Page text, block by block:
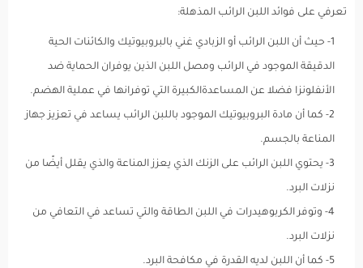
تعرفي على فوائد اللبن الرائب المذهلة:
1- حيث أن اللبن الرائب أو الزبادي غني بالبروبيوتيك والكائنات الحية
الدقيقة الموجود في الرائب ومصل اللبن الذين يوفران الحماية ضد
الأنفلونزا فضلا عن المساعدةالكبيرة التي توفرانها في عملية الهضم.
2- كما أن مادة البروبيوتيك الموجود باللبن الرائب يساعد في تعزيز جهاز
المناعة بالجسم.
3- يحتوي اللبن الرائب على الزنك الذي يعزز المناعة والذي يقلل أيضًا من
نزلات البرد.
4- وتوفر الكربوهيدرات في اللبن الطاقة والتي تساعد في التعافي من
نزلات البرد.
5- كما أن اللبن لديه القدرة في مكافحة البرد.